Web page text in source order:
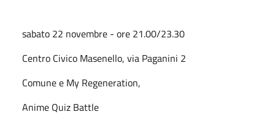
sabato 22 novembre - ore 21.00/23.30
Centro Civico Masenello, via Paganini 2
Comune e My Regeneration,
Anime Quiz Battle